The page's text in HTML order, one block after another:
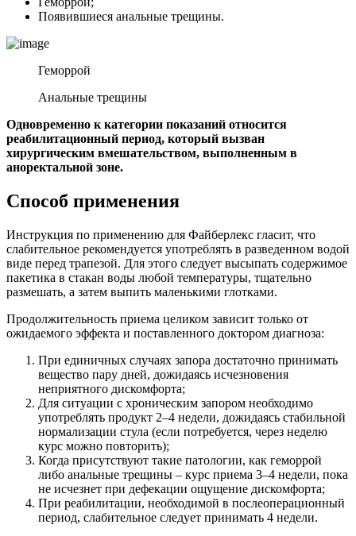
Появившиеся анальные трещины.
Геморрой
Анальные трещины
Одновременно к категории показаний относится
реабилитационный период, который вызван
хирургическим вмешательством, выполненным в
аноректальной зоне.
Способ применения
Инструкция по применению для Файберлекс гласит, что
слабительное рекомендуется употреблять в разведенном водой
виде перед трапезой. Для этого следует высыпать содержимое
пакетика в стакан воды любой температуры, тщательно
размешать, а затем выпить маленькими глотками.
Продолжительность приема целиком зависит только от
ожидаемого эффекта и поставленного доктором диагноза:
При единичных случаях запора достаточно принимать
вещество пару дней, дожидаясь исчезновения
неприятного дискомфорта;
Для ситуации с хроническим запором необходимо
употреблять продукт 2–4 недели, дожидаясь стабильной
нормализации стула (если потребуется, через неделю
курс можно повторить);
Когда присутствуют такие патологии, как геморрой
либо анальные трещины – курс приема 3–4 недели, пока
не исчезнет при дефекации ощущение дискомфорта;
При реабилитации, необходимой в послеоперационный
период, слабительное следует принимать 4 недели.